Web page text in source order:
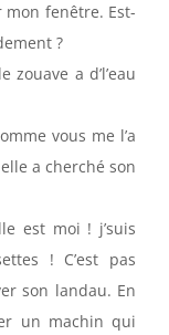
fenêtre. Est-
?
zouave a d’l’eau
vous me l’a
a cherché son
est moi ! j’suis
! C’est pas
son landau. En
un machin qui